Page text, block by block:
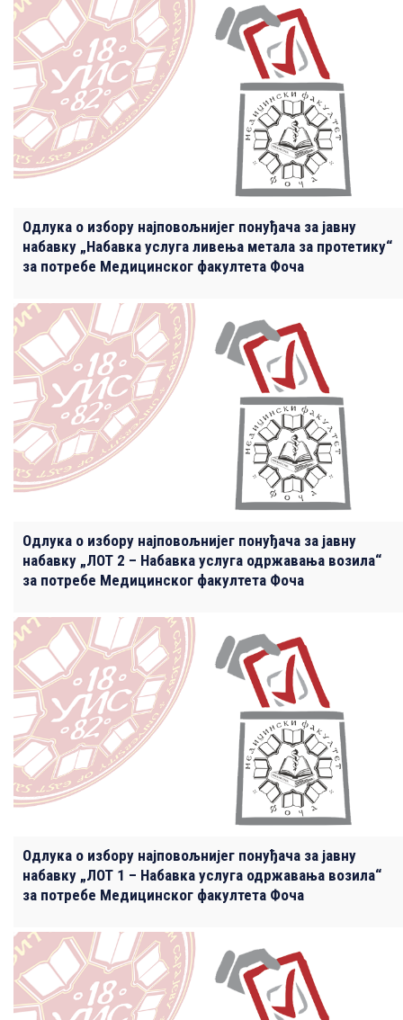
Одлука о избору најповољнијег понуђача за јавну
набавку „Набавка услуга ливења метала за протетику“
за потребе Медицинског факултета Фоча
Одлука о избору најповољнијег понуђача за јавну
набавку „ЛОТ 2 – Набавка услуга одржавања возила“
за потребе Медицинског факултета Фоча
Одлука о избору најповољнијег понуђача за јавну
набавку „ЛОТ 1 – Набавка услуга одржавања возила“
за потребе Медицинског факултета Фоча